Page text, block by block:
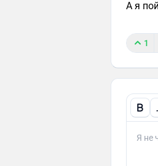
А я
1